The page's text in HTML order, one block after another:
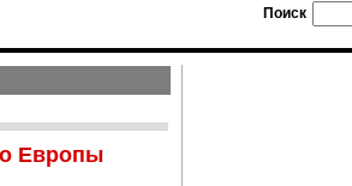
Поиск
Европы